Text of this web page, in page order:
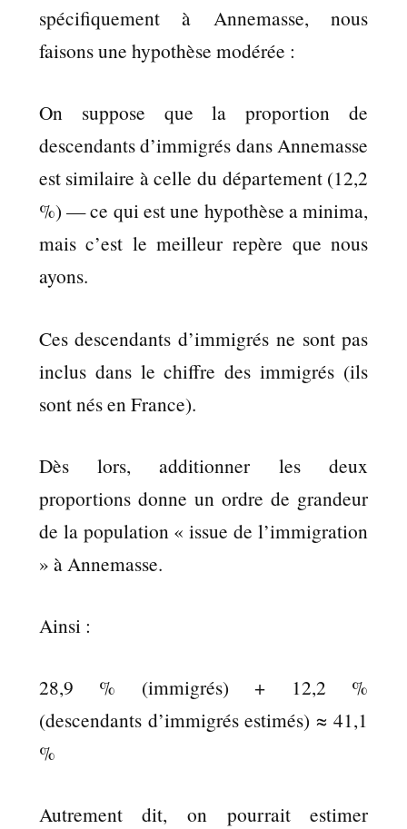
spécifiquement à Annemasse, nous
faisons une hypothèse modérée :
On suppose que la proportion de
descendants d’immigrés dans Annemasse
est similaire à celle du département (12,2
%) — ce qui est une hypothèse a minima,
mais c’est le meilleur repère que nous
ayons.
Ces descendants d’immigrés ne sont pas
inclus dans le chiffre des immigrés (ils
sont nés en France).
Dès lors, additionner les deux
proportions donne un ordre de grandeur
de la population « issue de l’immigration
» à Annemasse.
Ainsi :
28,9 % (immigrés) + 12,2 %
(descendants d’immigrés estimés) ≈ 41,1
%
Autrement dit, on pourrait estimer